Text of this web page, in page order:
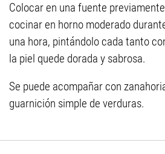
Colocar en una fuente
cocinar en horno moderado
una hora, pintándolo cada tanto
la piel quede dorada y sabrosa.
Se puede acompañar con
guarnición simple de verduras.